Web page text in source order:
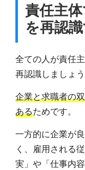
責任主
を再認
全ての人が責任
再認識しましょう
企業と求職者の
あるためです。
一方的に企業が
く、雇用される
実」や「仕事内